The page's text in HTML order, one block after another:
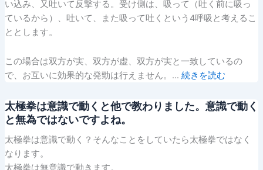
い込み、又吐いて反撃する。受け側は、吸って（吐く前に吸っ
ているから）、吐いて、また吸って吐くという4呼吸と考えるこ
ととします。
この場合は双方が実、双方が虚、双方が実と一致しているの
で、お互いに効果的な発勁は行えません。… 続きを読む
太極拳は意識で動くと他で教わりました。意識で動く
と無為ではないですよね。
太極拳は意識で動く？そんなことをしていたら太極拳ではなく
なります。
太極拳は無意識で動きます。